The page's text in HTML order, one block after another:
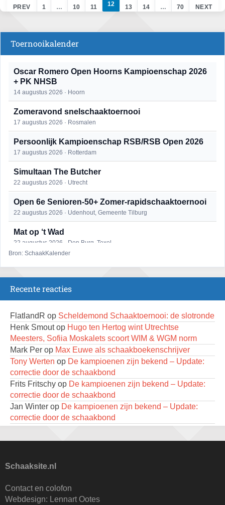
PREV 1 … 10 11 12 13 14 … 70 NEXT
Toernooikalender
Oscar Romero Open Hoorns Kampioenschap 2026
+ PK NHSB
14 augustus 2026 · Hoorn
Zomeravond snelschaaktoernooi
17 augustus 2026 · Rosmalen
Persoonlijk Kampioenschap RSB/RSB Open 2026
17 augustus 2026 · Rotterdam
Simultaan The Butcher
22 augustus 2026 · Utrecht
Open 6e Senioren-50+ Zomer-rapidschaaktoernooi
22 augustus 2026 · Udenhout, Gemeente Tilburg
Mat op ‘t Wad
22 augustus 2026 · Den Burg, Texel
Open Eemlandtoernooi 2026
DSC Girls Night
27 augustus 2026 · Delft
Nazomervierkampentoernooi 2026
28 augustus 2026 · Assen
KC Open
28 augustus 2026 · Haarlem
11e Goirles Weekend Kampioenschap
28 augustus 2026 · Goirle
Keisnel Schaaktoernooi
30 augustus 2026 · Leiden
Open Schaakkampioenschap van Arnhem
Bron: SchaakKalender
Recente reacties
FlatlandR op Scheldemond Schaaktoernooi: de slotronde
Henk Smoutop Hugo ten Hertog wint Utrechtse
Meesters, Sofiia Moskalets scoort WIM & WGM norm
Mark Per op Max Euwe als schaakboekenschrijver
Tony Werten op De kampioenen zijn bekend – Update:
correctie door de schaakbond
Frits Fritschy op De kampioenen zijn bekend – Update:
correctie door de schaakbond
Jan Winter op De kampioenen zijn bekend – Update:
correctie door de schaakbond
lezen?
Update: correctie door de schaakbond
Pi UnnekeopKNSB reglement 2026-2027 – hoe te
lezen?
Schaaksite.nl
Contact en colofon
Webdesign: Lennart Ootes